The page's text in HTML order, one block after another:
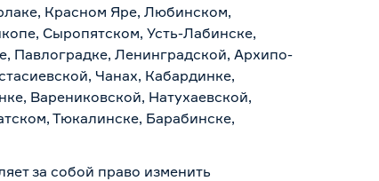
Красном Яре, Любинском,
Сыропятском, Усть-Лабинске,
Павлоградке, Ленинградской, Архипо-
Чанах, Кабардинке,
Варениковской, Натухаевской,
Тюкалинске, Барабинске,
за собой право изменить